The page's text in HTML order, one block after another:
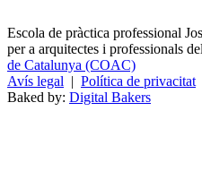
Escola de pràctica professional
per a arquitectes i professionals
de Catalunya (COAC)
Avís legal | Política de privacitat
Baked by: Digital Bakers